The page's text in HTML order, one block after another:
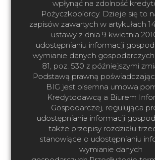
wpłynąć na zdolność
Pożyczkobiorcy. Dzieje się to
zapisów zawartych w artykułach
ustawy z dnia 9 kwietnia
udostępnianiu informacji
wymianie danych
81, poz. 530 z późniejszymi
Podstawą prawną
BIG jest pisemna umowa
Kredytodawcą a Biurem
Gospodarczej, regulująca
udostępniania informacji
także przepisy rozdziału
stanowiące o udostępnianiu
wymianie danych